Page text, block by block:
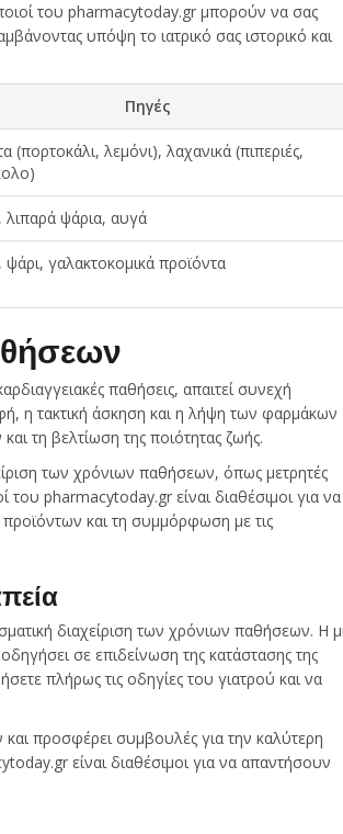
του pharmacytoday.gr μπορούν να σας
υπόψη το ιατρικό σας ιστορικό και
Πηγές
(πορτοκάλι, λεμόνι), λαχανικά (πιπεριές,
λιπαρά ψάρια, αυγά
ψάρι, γαλακτοκομικά προϊόντα
παθήσεις, απαιτεί συνεχή
η τακτική άσκηση και η λήψη των φαρμάκων
τη βελτίωση της ποιότητας ζωής.
των χρόνιων παθήσεων, όπως μετρητές
του pharmacytoday.gr είναι διαθέσιμοι για να
και τη συμμόρφωση με τις
διαχείριση των χρόνιων παθήσεων. Η
σε επιδείνωση της κατάστασης της
πλήρως τις οδηγίες του γιατρού και να
προσφέρει συμβουλές για την καλύτερη
είναι διαθέσιμοι για να απαντήσουν